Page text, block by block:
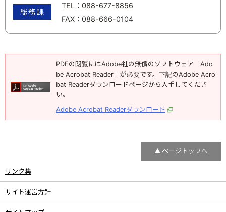
総務課
TEL：088-677-8856
FAX：088-666-0104
PDFの閲覧にはAdobe社の無償のソフトウェア「Ado
be Acrobat Reader」が必要です。下記のAdobe Acro
bat Readerダウンロードページから入手してくださ
い。
Adobe Acrobat Readerダウンロード
ページトップへ
リンク集
サイト運営方針